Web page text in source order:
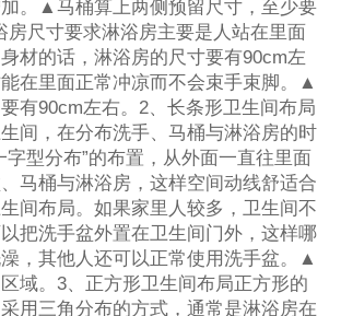
。▲马桶算上两侧预留尺寸，至少要
尺寸要求淋浴房主要是人站在里面
材的话，淋浴房的尺寸要有90cm左
在里面正常冲凉而不会束手束脚。▲
有90cm左右。2、长条形卫生间布局
间，在分布洗手、马桶与淋浴房的时
字型分布”的布置，从外面一直往里面
马桶与淋浴房，这样空间动线舒适合
间布局。如果家里人较多，卫生间不
把洗手盆外置在卫生间门外，这样哪
，其他人还可以正常使用洗手盆。▲
域。3、正方形卫生间布局正方形的
用三角分布的方式，通常是淋浴房在